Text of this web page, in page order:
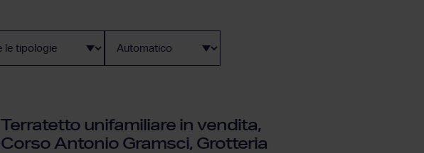
Terratetto unifamiliare in vendita,
Corso Antonio Gramsci, Grotteria